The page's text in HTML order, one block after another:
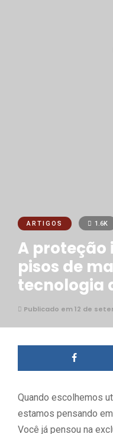
ARTIGOS 1.6K
A proteção
pisos de
tecnologia
Publicado em 12 de
Quando escolhemos
estamos pensando
Você já pensou na